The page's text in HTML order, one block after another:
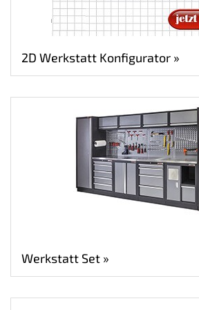
2D Werkstatt Konfigurator »
Werkstatt Set »